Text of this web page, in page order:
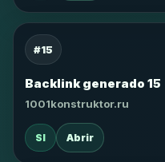
#15
Backlink generado 15
1001konstruktor.ru
SI Abrir